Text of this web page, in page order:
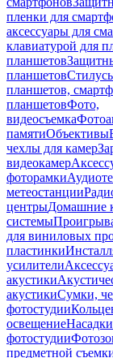
пленки для
аксессуары для
клавиатурой для
планшетов
планшетов
планшетов,
планшетовФото,
видеосъемка
памятиОбъективы
чехлы для камер
видеокамер
фоторамки
метеостанции
центрыДомашние
системы
для виниловых
пластинки
усилители
акустики
акустикиСумки,
фотостудии
освещение
фотостудии
предметной